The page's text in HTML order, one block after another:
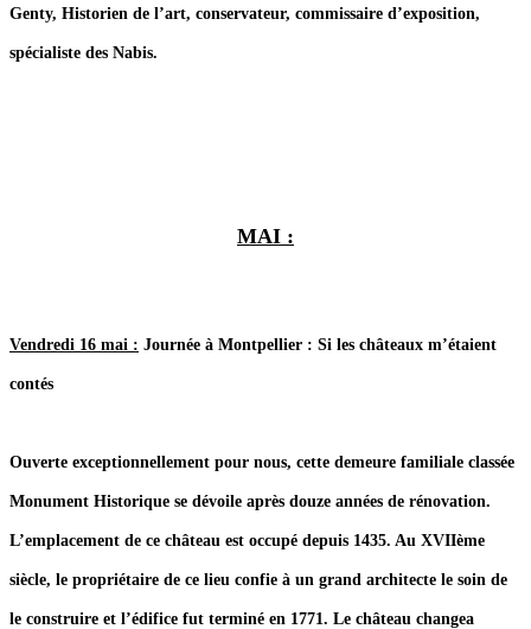
Genty, Historien de l’art, conservateur, commissaire d’exposition,
spécialiste des Nabis.
MAI :
Vendredi 16 mai : Journée à Montpellier : Si les châteaux m’étaient
contés
Ouverte exceptionnellement pour nous, cette demeure familiale classée
Monument Historique se dévoile après douze années de rénovation.
L’emplacement de ce château est occupé depuis 1435. Au XVIIème
siècle, le propriétaire de ce lieu confie à un grand architecte le soin de
le construire et l’édifice fut terminé en 1771. Le château changea